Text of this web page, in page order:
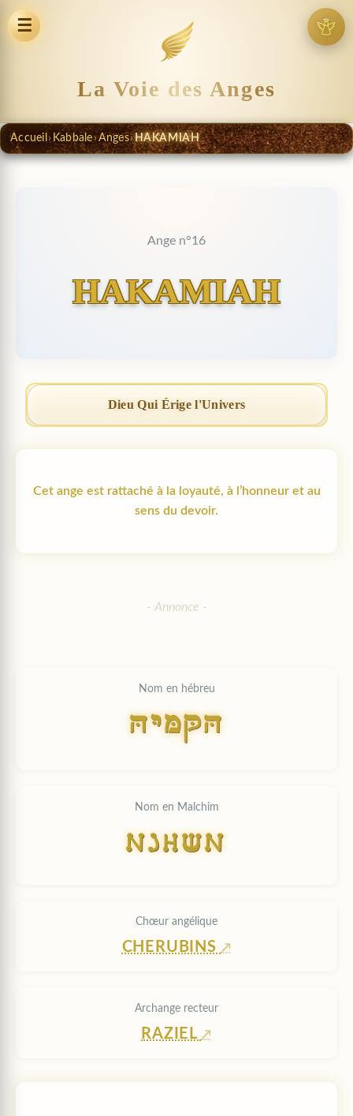
☰
La Voie des Anges
Accueil › Kabbale›Anges›HAKAMIAH
Ange n°16
HAKAMIAH
Dieu Qui Érige l'Univers
Cet ange est rattaché à la loyauté, à l’honneur et au
sens du devoir.
Nom en hébreu
HYMQH
Nom en Malchim
HYMQH
Chœur angélique
CHERUBINS
Archange recteur
RAZIEL